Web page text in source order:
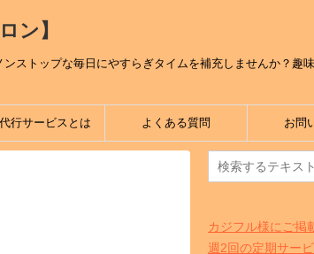
ン】
ストップな毎日にやすらぎタイムを補充しませんか？趣
行サービスとは よくある質問 お問
カジフル様にご掲
週2回の定期サー